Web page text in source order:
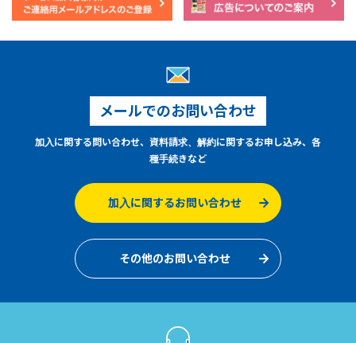
メールでのお問い合わせ
加入に関する問い合わせ、資料請求、解約に関するお申し込み、各
種手続きなど
加入に関するお問い合わせ
その他のお問い合わせ